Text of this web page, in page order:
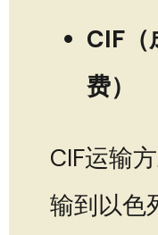
CIF（
费）
CIF运输
输到以色